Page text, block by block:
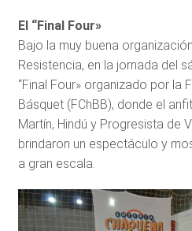
El “Final Four»
Bajo la muy buena
Resistencia, en la jornada del
“Final Four» organizado por la
Básquet (FChBB), donde el
Martín, Hindú y Progresista de
brindaron un espectáculo y
a gran escala.